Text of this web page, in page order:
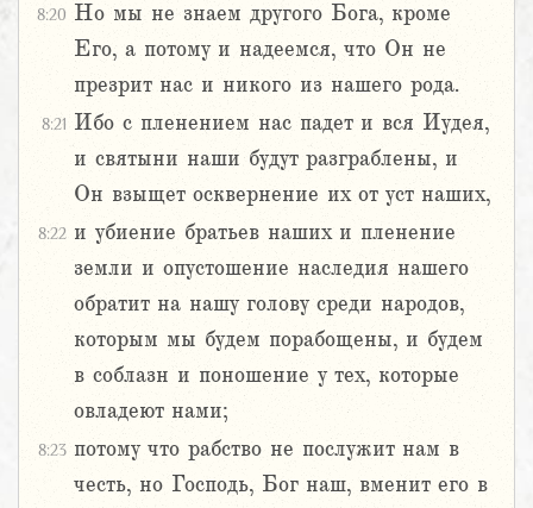
8:20 Но мы не знаем другого Бога, кроме
Его, а потому и надеемся, что Он не
презрит нас и никого из нашего рода.
8:21 Ибо с пленением нас падет и вся Иудея,
и святыни наши будут разграблены, и
Он взыщет осквернение их от уст наших,
8:22 и убиение братьев наших и пленение
земли и опустошение наследия нашего
обратит на нашу голову среди народов,
которым мы будем порабощены, и будем
в соблазн и поношение у тех, которые
овладеют нами;
8:23 потому что рабство не послужит нам в
честь, но Господь, Бог наш, вменит его в